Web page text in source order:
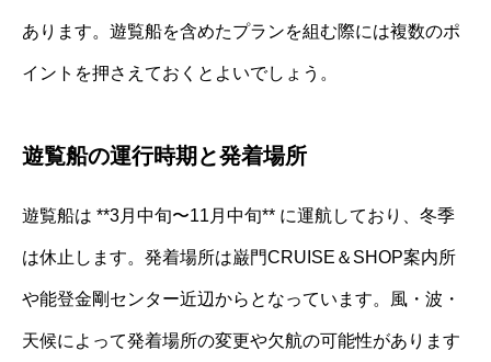
あります。遊覧船を含めたプランを組む際には複数のポ
イントを押さえておくとよいでしょう。
遊覧船の運行時期と発着場所
遊覧船は **3月中旬〜11月中旬** に運航しており、冬季
は休止します。発着場所は巌門CRUISE＆SHOP案内所
や能登金剛センター近辺からとなっています。風・波・
天候によって発着場所の変更や欠航の可能性があります